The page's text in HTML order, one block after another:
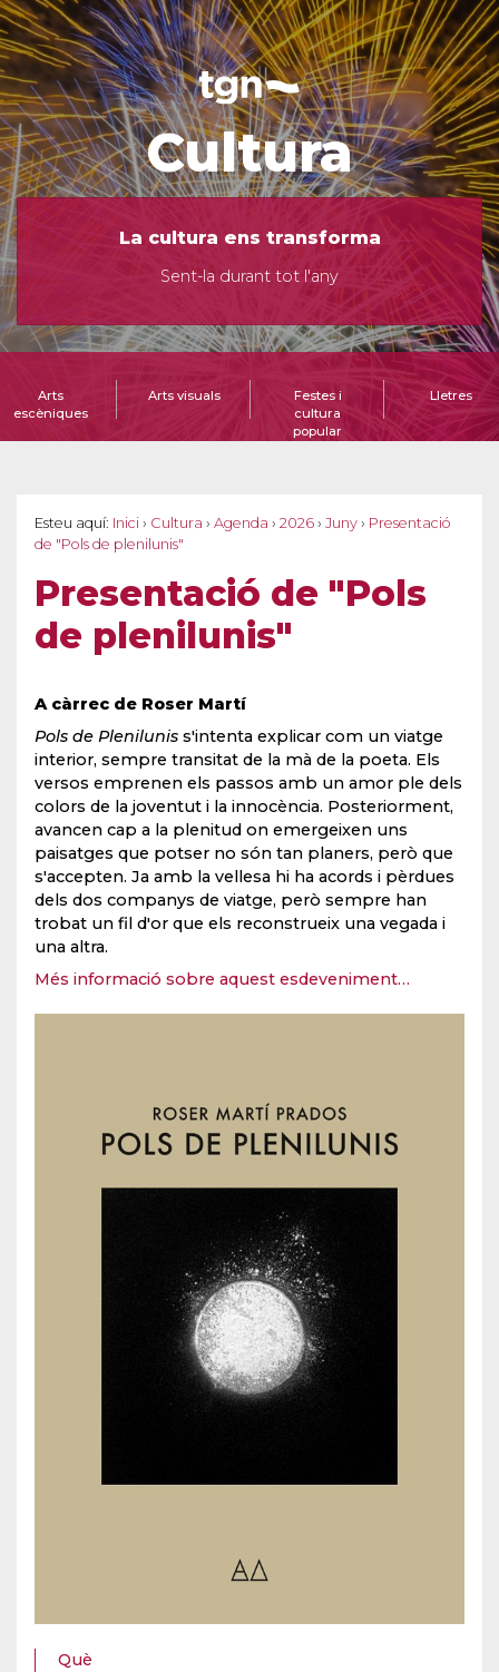
Cultura
La cultura ens transforma
Sent-la durant tot l'any
Arts
escèniques
Arts visuals
Festes i
cultura
popular
Lletres
Esteu aquí: Inici › Cultura › Agenda › 2026 › Juny › Presentació
de "Pols de plenilunis"
Presentació de "Pols
de plenilunis"
A càrrec de Roser Martí
Pols de Plenilunis s'intenta explicar com un viatge
interior, sempre transitat de la mà de la poeta. Els
versos emprenen els passos amb un amor ple dels
colors de la joventut i la innocència. Posteriorment,
avancen cap a la plenitud on emergeixen uns
paisatges que potser no són tan planers, però que
s'accepten. Ja amb la vellesa hi ha acords i pèrdues
dels dos companys de viatge, però sempre han
trobat un fil d'or que els reconstrueix una vegada i
una altra.
Més informació sobre aquest esdeveniment…
Què